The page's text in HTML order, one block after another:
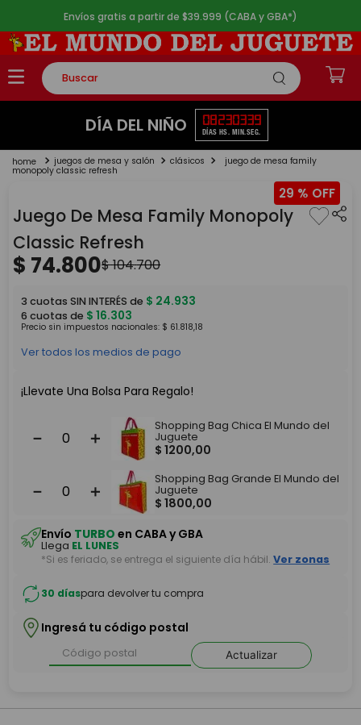
Envíos gratis a partir de $39.999 (CABA y GBA*)
Buscar
TÉRMINOS MÁS BUSCADOS
2.
lego
4.
monopatin
5. toy story
DÍA DEL NIÑO 08
DÍAS
23
HS.
03
MIN.
39
SEG.
juegos de mesa y salón clásicos juego de mesa family
monopoly classic refresh
29 %
Juego De Mesa Family Monopoly
Classic Refresh
$ 74.800$104.700
3 cuotas SIN INTERÉS de $ 24.933
6 cuotas de $ 16.303
Precio sin impuestos nacionales: $ 61.818,18
Ver todos los medios de pago
¡Llevate Una Bolsa Para Regalo!
＋
－
Shopping Bag Chica El Mundo del
Juguete
$ 1200,00
＋
－
Shopping Bag Grande El Mundo del
Juguete
$ 1800,00
Envío TURBO en CABA y GBA
Llega EL LUNES
*Si es feriado, se entrega el siguiente día hábil. Ver zonas
30 díaspara devolver tu compra
Ingresá tu código postal
Actualizar